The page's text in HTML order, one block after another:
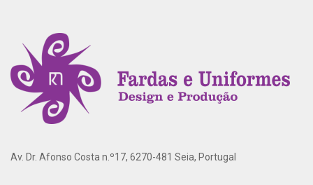
Av. Dr. Afonso Costa n.º17, 6270-481 Seia, Portugal